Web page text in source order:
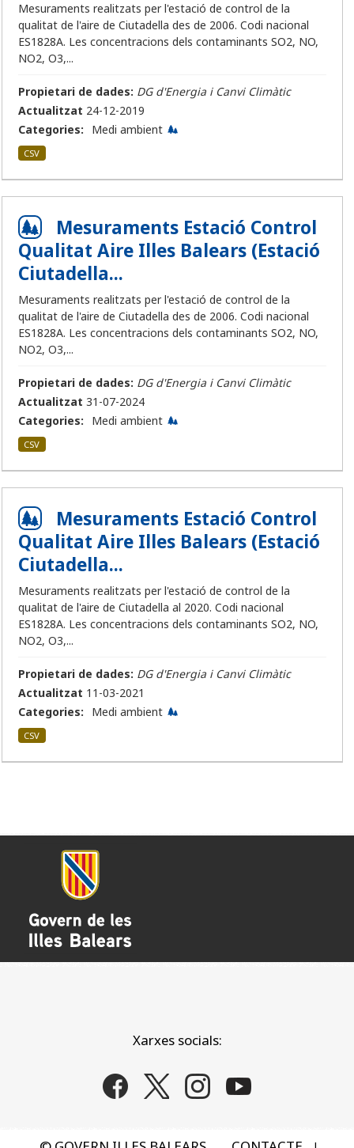
Mesuraments realitzats per l'estació de control de la
qualitat de l'aire de Ciutadella des de 2006. Codi nacional
ES1828A. Les concentracions dels contaminants SO2, NO,
NO2, O3,...
Propietari de dades: DG d'Energia i Canvi Climàtic
Actualitzat 24-12-2019
Categories:
Medi ambient
CSV
Mesuraments Estació Control
Qualitat Aire Illes Balears (Estació
Ciutadella...
Mesuraments realitzats per l'estació de control de la
qualitat de l'aire de Ciutadella des de 2006. Codi nacional
ES1828A. Les concentracions dels contaminants SO2, NO,
NO2, O3,...
Propietari de dades: DG d'Energia i Canvi Climàtic
Actualitzat 31-07-2024
Categories:
Medi ambient
CSV
Mesuraments Estació Control
Qualitat Aire Illes Balears (Estació
Ciutadella...
Mesuraments realitzats per l'estació de control de la
qualitat de l'aire de Ciutadella al 2020. Codi nacional
ES1828A. Les concentracions dels contaminants SO2, NO,
NO2, O3,...
Propietari de dades: DG d'Energia i Canvi Climàtic
Actualitzat 11-03-2021
Categories:
Medi ambient
CSV
Xarxes socials: